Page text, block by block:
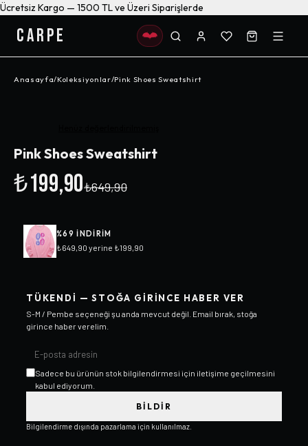
Ücretsiz Kargo — 1500 TL ve Üzeri Siparişlerde
CARPE
Anasayfa/Koleksiyonlar/Pink Shoes Sweatshirt
Pink Shoes Sweatshirt
₺199,90₺649,90
%69 INDIRIM
₺649,90 yerine ₺199,90
TÜKENDI — STOĞA GIRINCE HABER VER
S-M / Pembe seçeneği şu anda mevcut değil. Email bırak, stoğa
girince haber verelim.
Sadece bu ürünün stok bilgilendirmesi için iletişime geçilmesini
kabul ediyorum.
BILDIR
Bilgilendirme dışında pazarlama için kullanılmaz.